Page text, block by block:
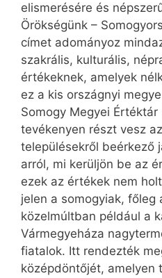
elismerésére és
Örökségünk –
címet adományoz
szakrális, kulturális,
értékeknek, amelyek
ez a kis országnyi
Somogy Megyei Értéktár
tevékenyen részt vesz
településekről beérkező
arról, mi kerüljön be az
ezek az értékek nem
jelen a somogyiak, főleg
közelmúltban például a
Vármegyeháza
fiatalok. Itt rendezték
középdöntőjét, amelyen